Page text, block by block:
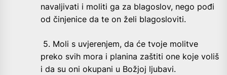
navaljivati i moliti ga za blagoslov, nego pođi
od činjenice da te on želi blagosloviti.
5. Moli s uvjerenjem, da će tvoje molitve
preko svih mora i planina zaštiti one koje voliš
i da su oni okupani u Božjoj ljubavi.